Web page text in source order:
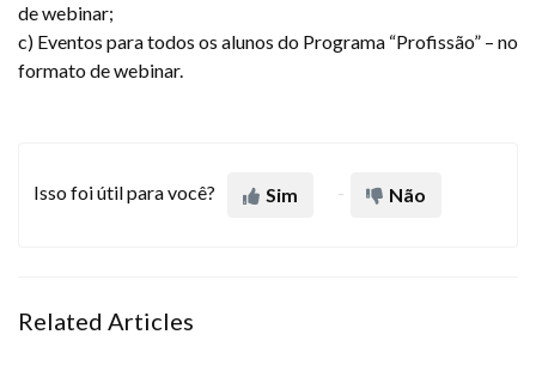
de webinar;
c) Eventos para todos os alunos do Programa “Profissão” – no
formato de webinar.
Isso foi útil para você? Sim Não
Related Articles